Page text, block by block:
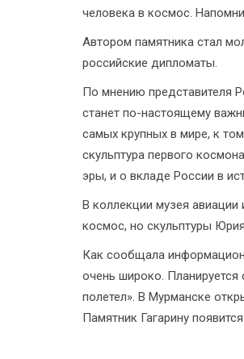
человека в космос.
Автором памятника стал
российские дипломаты.
По мнению представителя
станет по-настоящему
самых крупных в мире, к
скульптура первого
эры, и о вкладе России в
В коллекции музея
космос, но скульптуры
Как сообщала
очень широко. Планируется
полетел». В Мурманске
Памятник Гагарину